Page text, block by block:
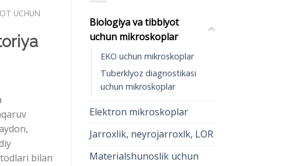
Biologiya va tibbiyot
uchun mikroskoplar
EKO uchun mikroskoplar
Tuberklyoz diagnostikasi
uchun mikroskoplar
Elektron mikroskoplar
Jarroxlik, neyrojarroxlk, LOR
Materialshunoslik uchun
UCHUN
bilan